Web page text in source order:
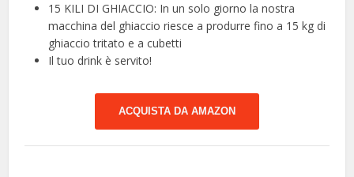
15 KILI DI GHIACCIO: In un solo giorno la nostra
macchina del ghiaccio riesce a produrre fino a 15 kg di
ghiaccio tritato e a cubetti
Il tuo drink è servito!
ACQUISTA DA AMAZON